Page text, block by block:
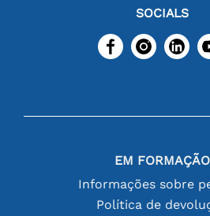
SOCIALS
EM FORMAÇÃO
Informações sobre
Política de